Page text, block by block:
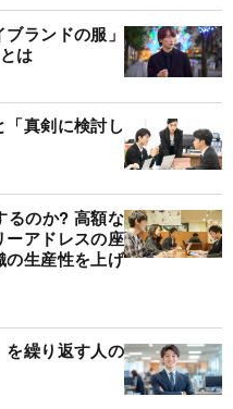
ランドの服」
は
真剣に検討し
るのか? 高額な
ーアドレスの座
の生産性を上げ
を繰り返す人の